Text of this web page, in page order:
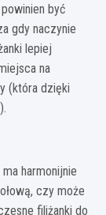
być
gdy naczynie
lepiej
na
(która dzięki
harmonijnie
czy może
filiżanki do